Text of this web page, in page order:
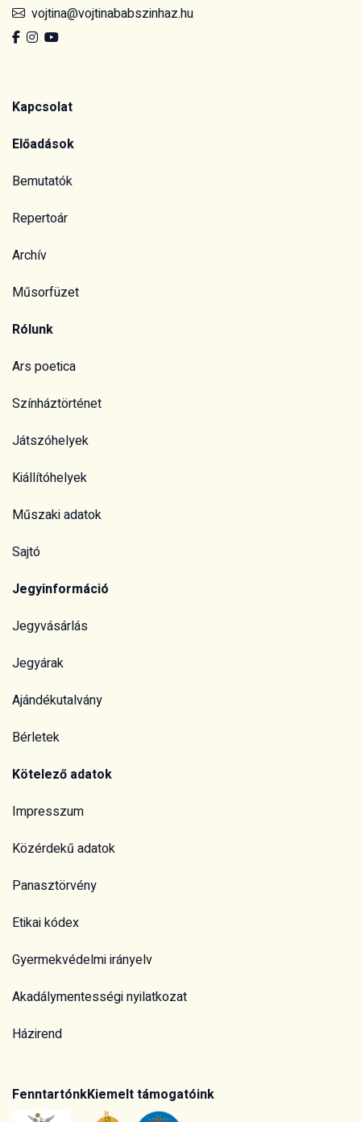
vojtina@vojtinababszinhaz.hu
Kapcsolat
Előadások
Bemutatók
Repertoár
Archív
Műsorfüzet
Rólunk
Ars poetica
Színháztörténet
Játszóhelyek
Kiállítóhelyek
Műszaki adatok
Sajtó
Jegyinformáció
Jegyvásárlás
Jegyárak
Ajándékutalvány
Bérletek
Kötelező adatok
Impresszum
Közérdekű adatok
Panasztörvény
Etikai kódex
Gyermekvédelmi irányelv
Akadálymentességi nyilatkozat
Házirend
FenntartónkKiemelt támogatóink